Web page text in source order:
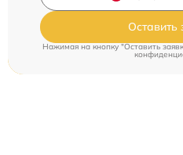
Оставить
Нажимая на кнопку "Оставить